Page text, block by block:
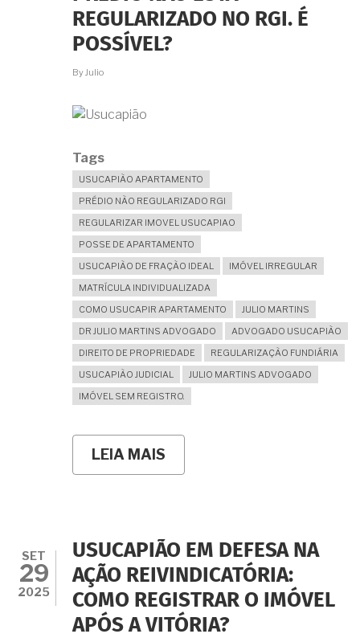
DA
AQUISIÇÃO
ORIGINÁRIA.
REGULARIZADO NO RGI. É
POSSÍVEL?
ByJulio
Tags
USUCAPIÃO APARTAMENTO
PRÉDIO NÃO REGULARIZADO RGI
REGULARIZAR IMOVEL USUCAPIAO
POSSE DE APARTAMENTO
USUCAPIÃO DE FRAÇÃO IDEAL
IMÓVEL IRREGULAR
MATRÍCULA INDIVIDUALIZADA
COMO USUCAPIR APARTAMENTO
JULIO MARTINS
DR JULIO MARTINS ADVOGADO
ADVOGADO USUCAPIÃO
DIREITO DE PROPRIEDADE
REGULARIZAÇÃO FUNDIÁRIA
USUCAPIÃO JUDICIAL
JULIO MARTINS ADVOGADO
IMÓVEL SEM REGISTRO.
LEIA MAIS
QUERO
APARTAMENTO
MAS
O
PRÉDIO
NÃO
ESTÁ
REGULARIZADO
SET
29
2025
USUCAPIÃO EM DEFESA NA
AÇÃO REIVINDICATÓRIA:
COMO REGISTRAR O IMÓVEL
APÓS A VITÓRIA?